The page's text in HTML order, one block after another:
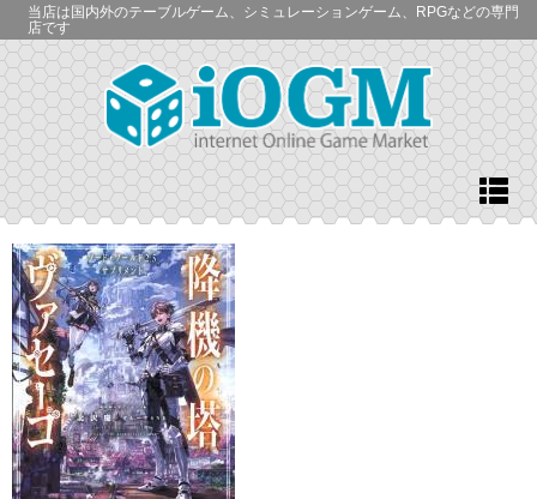
当店は国内外のテーブルゲーム、シミュレーションゲーム、RPGなどの専門
店です